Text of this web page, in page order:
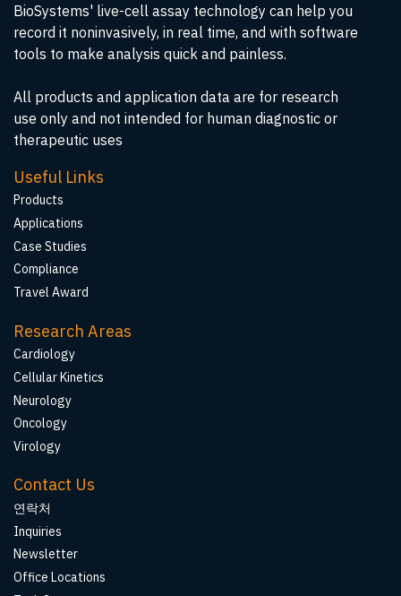
BioSystems' live-cell assay technology can help you
record it noninvasively, in real time, and with software
tools to make analysis quick and painless.
All products and application data are for research
use only and not intended for human diagnostic or
therapeutic uses
Useful Links
Products
Applications
Case Studies
Compliance
Travel Award
Research Areas
Cardiology
Cellular Kinetics
Neurology
Oncology
Virology
Contact Us
연락처
Inquiries
Newsletter
Office Locations